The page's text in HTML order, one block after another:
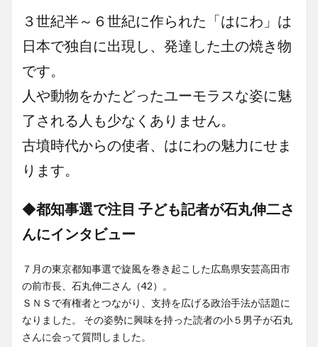
３世紀半～６世紀に作られた「はにわ」は
日本で独自に出現し、発達した土の焼き物
です。
人や動物をかたどったユーモラスな姿に魅
了される人も少なくありません。
古墳時代からの使者、はにわの魅力にせま
ります。
◆都知事選で注目 子ども記者が石丸伸二さ
んにインタビュー
７月の東京都知事選で旋風を巻き起こした広島県安芸高田市
の前市長、石丸伸二さん（42）。
ＳＮＳで有権者とつながり、支持を広げる政治手法が話題に
なりました。 その姿勢に興味を持った読者の小５男子が石丸
さんに会って質問しました。